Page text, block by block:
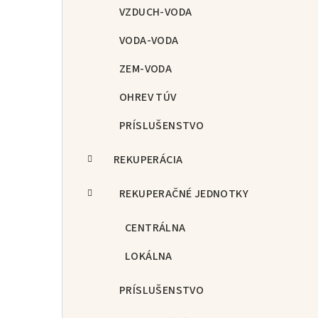
VZDUCH-VODA
VODA-VODA
ZEM-VODA
OHREV TÚV
PRÍSLUŠENSTVO
REKUPERÁCIA
REKUPERAČNÉ JEDNOTKY
CENTRÁLNA
LOKÁLNA
PRÍSLUŠENSTVO